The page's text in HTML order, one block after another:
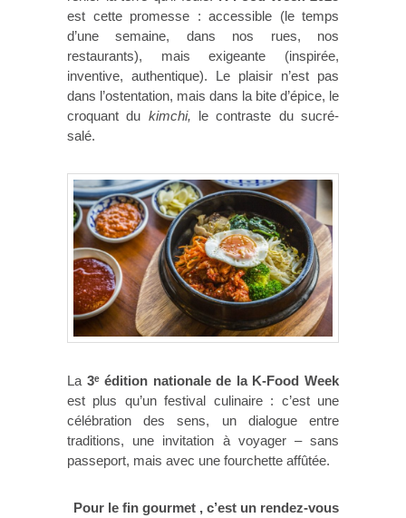
est cette promesse : accessible (le temps
d’une semaine, dans nos rues, nos
restaurants), mais exigeante (inspirée,
inventive, authentique). Le plaisir n’est pas
dans l’ostentation, mais dans la bite d’épice, le
croquant du kimchi, le contraste du sucré-
salé.
La 3ᵉ édition nationale de la K-Food Week
est plus qu’un festival culinaire : c’est une
célébration des sens, un dialogue entre
traditions, une invitation à voyager – sans
passeport, mais avec une fourchette affûtée.
Pour le fin gourmet , c’est un rendez-vous